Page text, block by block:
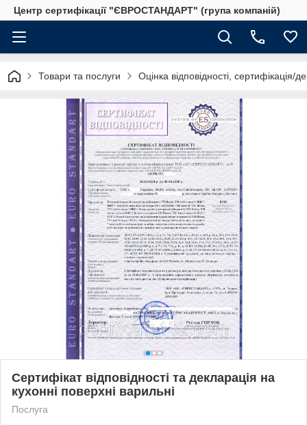
Центр сертифікації "ЄВРОСТАНДАРТ" (група компаній)
Товари та послуги Оцінка відповідності, сертифікація/
Сертифікат відповідності та декларація на
кухонні поверхні варильні
Послуга